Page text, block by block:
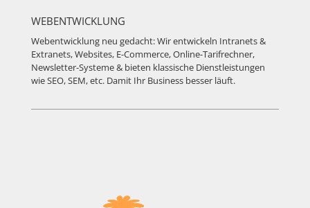
WEBENTWICKLUNG
Webentwicklung neu gedacht: Wir entwickeln Intranets &
Extranets, Websites, E-Commerce, Online-Tarifrechner,
Newsletter-Systeme & bieten klassische Dienstleistungen
wie SEO, SEM, etc. Damit Ihr Business besser läuft.